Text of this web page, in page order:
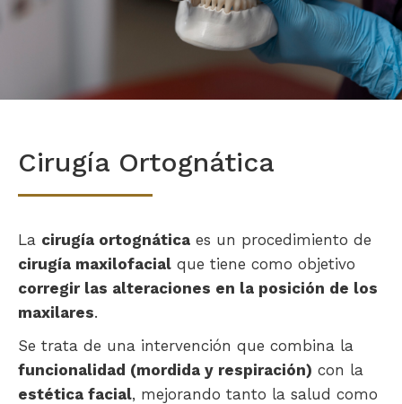
Cirugía Ortognática
La cirugía ortognática es un procedimiento de
cirugía maxilofacial que tiene como objetivo
corregir las alteraciones en la posición de los
maxilares.
Se trata de una intervención que combina la
funcionalidad (mordida y respiración) con la
estética facial, mejorando tanto la salud como